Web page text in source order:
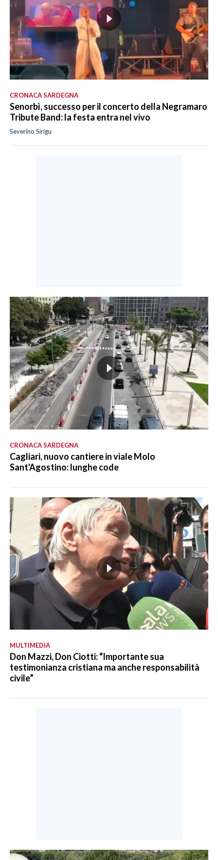
CRONACA SARDEGNA
Senorbì, successo per il concerto della Negramaro
Tribute Band: la festa entra nel vivo
Severino Sirigu
CRONACA SARDEGNA
Cagliari, nuovo cantiere in viale Molo
Sant'Agostino: lunghe code
MULTIMEDIA
Don Mazzi, Don Ciotti: “Importante sua
testimonianza cristiana ma anche responsabilità
civile”